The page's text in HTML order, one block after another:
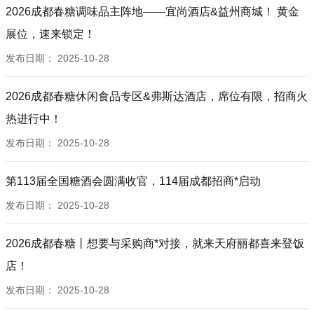
2026成都春糖调味品主阵地——宜尚酒店&益州商城！ 黄金
展位，速来锁定！
发布日期： 2025-10-28
2026成都春糖休闲食品专区&弗斯达酒店，席位有限，招商火
热进行中！
发布日期： 2025-10-28
第113届全国糖酒会圆满收官，114届成都招商*启动
发布日期： 2025-10-28
2026成都春糖丨想要与采购商*对接，就来天府丽都喜来登饭
店！
发布日期： 2025-10-28